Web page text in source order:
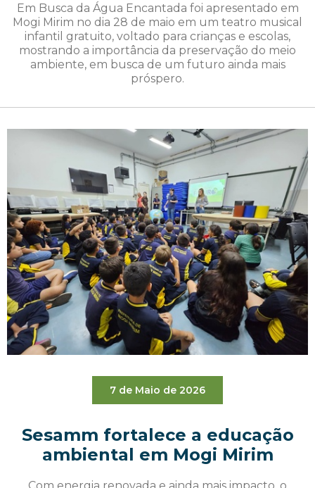
Em Busca da Água Encantada foi apresentado em
Mogi Mirim no dia 28 de maio em um teatro musical
infantil gratuito, voltado para crianças e escolas,
mostrando a importância da preservação do meio
ambiente, em busca de um futuro ainda mais
próspero.
7 de Maio de 2026
Sesamm fortalece a educação
ambiental em Mogi Mirim